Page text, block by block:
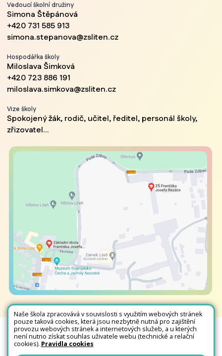
Vedoucí školní družiny
Simona Štěpánová
+420 731 585 913
simona.stepanova@zsliten.cz
Hospodářka školy
Miloslava Šimková
+420 723 886 191
miloslava.simkova@zsliten.cz
Vize školy
Spokojený žák, rodič, učitel, ředitel, personál školy,
zřizovatel...
Všechna práva vyhrazena. Copyright © 2026 |Mapa stránek|Kontakty
Přihlásit|Prohlášení o přístupnosti
Naše škola zpracovává v souvislosti s využitím webových stránek
pouze taková cookies, která jsou nezbytně nutná pro zajištění
provozu webových stránek a internetových služeb, a u kterých
není nutno získat souhlas uživatele webu (technické a relační
cookies). Pravidla cookies